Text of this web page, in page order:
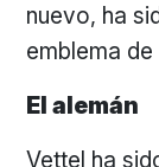
nuevo, ha
emblema
El alemán
Vettel ha